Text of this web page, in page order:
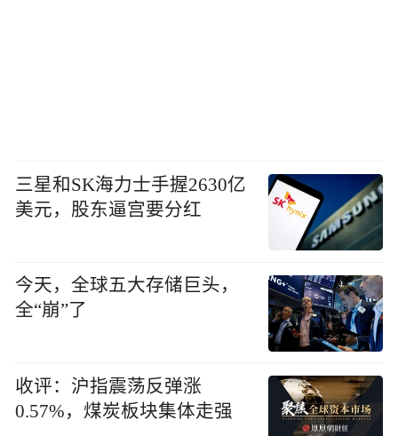
三星和SK海力士手握2630亿
美元，股东逼宫要分红
今天，全球五大存储巨头，
全“崩”了
收评：沪指震荡反弹涨
0.57%，煤炭板块集体走强